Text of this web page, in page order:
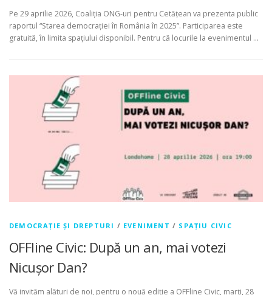
Pe 29 aprilie 2026, Coaliția ONG-uri pentru Cetățean va prezenta public
raportul “Starea democrației în România în 2025”. Participarea este
gratuită, în limita spațiului disponibil. Pentru că locurile la evenimentul …
DEMOCRAȚIE ȘI DREPTURI / EVENIMENT / SPAȚIU CIVIC
OFFline Civic: După un an, mai votezi
Nicușor Dan?
Vă invităm alături de noi, pentru o nouă ediție a OFFline Civic, marți, 28